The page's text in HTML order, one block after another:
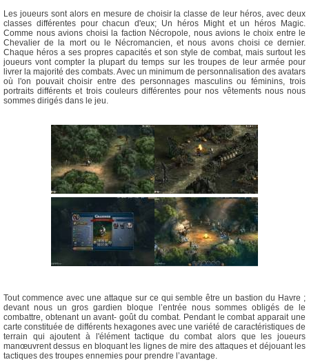
Les joueurs sont alors en mesure de choisir la classe de leur héros, avec deux
classes différentes pour chacun d'eux; Un héros Might et un héros Magic.
Comme nous avions choisi la faction Nécropole, nous avions le choix entre le
Chevalier de la mort ou le Nécromancien, et nous avons choisi ce dernier.
Chaque héros a ses propres capacités et son style de combat, mais surtout les
joueurs vont compter la plupart du temps sur les troupes de leur armée pour
livrer la majorité des combats. Avec un minimum de personnalisation des avatars
où l'on pouvait choisir entre des personnages masculins ou féminins, trois
portraits différents et trois couleurs différentes pour nos vêtements nous nous
sommes dirigés dans le jeu.
Tout commence avec une attaque sur ce qui semble être un bastion du Havre ;
devant nous un gros gardien bloque l’entrée nous sommes obligés de le
combattre, obtenant un avant- goût du combat. Pendant le combat apparait une
carte constituée de différents hexagones avec une variété de caractéristiques de
terrain qui ajoutent à l'élément tactique du combat alors que les joueurs
manœuvrent dessus en bloquant les lignes de mire des attaques et déjouant les
tactiques des troupes ennemies pour prendre l’avantage.